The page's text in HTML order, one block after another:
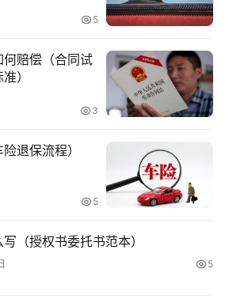
5
赔偿（合同试
）
3
退保流程）
5
（授权书委托书范本）
5